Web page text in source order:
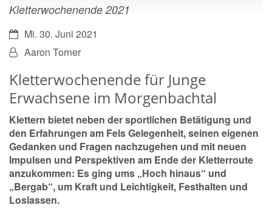
Kletterwochenende 2021
Datum:Mi. 30. Juni 2021
Von:Aaron Torner
Kletterwochenende für Junge
Erwachsene im Morgenbachtal
Klettern bietet neben der sportlichen Betätigung und
den Erfahrungen am Fels Gelegenheit, seinen eigenen
Gedanken und Fragen nachzugehen und mit neuen
Impulsen und Perspektiven am Ende der Kletterroute
anzukommen: Es ging ums „Hoch hinaus“ und
„Bergab“, um Kraft und Leichtigkeit, Festhalten und
Loslassen.